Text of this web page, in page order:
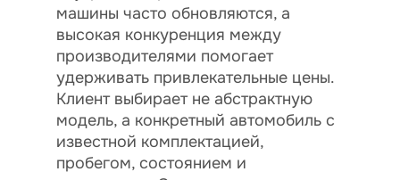
машины часто обновляются, а
высокая конкуренция между
производителями помогает
удерживать привлекательные цены.
Клиент выбирает не абстрактную
модель, а конкретный автомобиль с
известной комплектацией,
пробегом, состоянием и